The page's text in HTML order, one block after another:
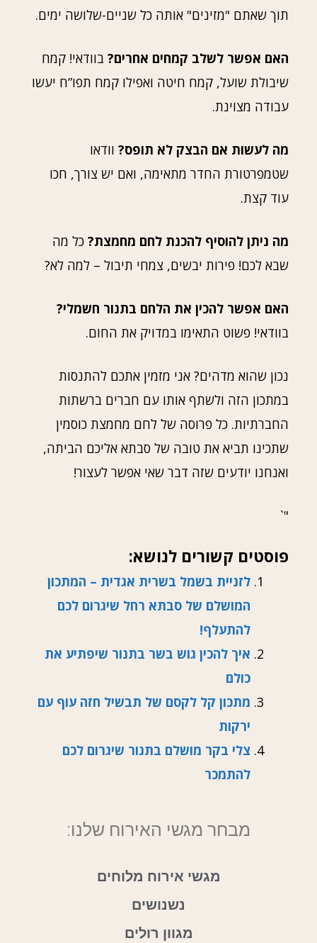
תוך שאתם "מזינים" אותה כל שניים-שלושה ימים.
האם אפשר לשלב קמחים אחרים? בוודאי! קמח
שיבולת שועל, קמח חיטה ואפילו קמח תפו”ח יעשו
עבודה מצוינת.
מה לעשות אם הבצק לא תופס? וודאו
שטמפרטורת החדר מתאימה, ואם יש צורך, חכו
עוד קצת.
מה ניתן להוסיף להכנת לחם מחמצת? כל מה
שבא לכם! פירות יבשים, צמחי תיבול – למה לא?
האם אפשר להכין את הלחם בתנור חשמלי?
בוודאי! פשוט התאימו במדויק את החום.
נכון שהוא מדהים? אני מזמין אתכם להתנסות
במתכון הזה ולשתף אותו עם חברים ברשתות
החברתיות. כל פרוסה של לחם מחמצת כוסמין
שתכינו תביא את טובה של סבתא אליכם הביתה,
ואנחנו יודעים שזה דבר שאי אפשר לעצור!
"`
פוסטים קשורים לנושא:
לזניית בשמל בשרית אגדית – המתכון
המושלם של סבתא רחל שיגרום לכם
להתעלף!
איך להכין גוש בשר בתנור שיפתיע את
כולם
מתכון קל לקסם של תבשיל חזה עוף עם
ירקות
צלי בקר מושלם בתנור שיגרום לכם
להתמכר
מבחר מגשי האירוח שלנו:
מגשי אירוח מלוחים
נשנושים
מגוון רולים